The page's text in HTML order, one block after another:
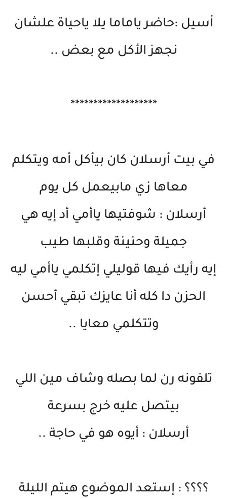
أسيل :حاضر ياماما يلا ياحياة علشان
نجهز الأكل مع بعض ..
*******************
في بيت أرسلان كان بيأكل أمه ويتكلم
معاها زي مابيعمل كل يوم
أرسلان : شوفتيها ياأمي أد إيه هي
جميلة وحنينة وقلبها طيب
إيه رأيك فيها قوليلي إتكلمي ياأمي ليه
الحزن دا كله أنا عايزك تبقي أحسن
وتتكلمي معايا ..
تلفونه رن لما بصله وشاف مين اللي
بيتصل عليه خرج بسرعة
أرسلان : أيوه هو في حاجة ..
؟؟؟؟ : إستعد الموضوع هيتم الليلة